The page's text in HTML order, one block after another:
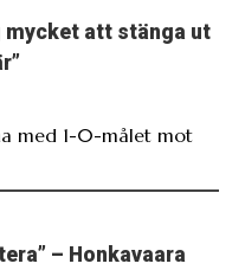
mycket att stänga ut
med 1-0-målet mot
– Honkavaara